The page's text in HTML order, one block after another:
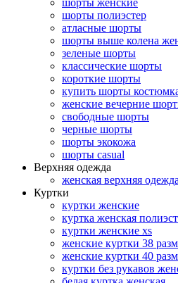
шорты полиэстер
атласные шорты
шорты выше колена
зеленые шорты
классические шорты
короткие шорты
купить шорты
женские вечерние
свободные шорты
черные шорты
шорты экокожа
шорты casual
Верхняя одежда
женская верхняя одежда
Куртки
куртки женские
куртка женская
куртки женские xs
женские куртки 38
женские куртки 40
куртки без рукавов